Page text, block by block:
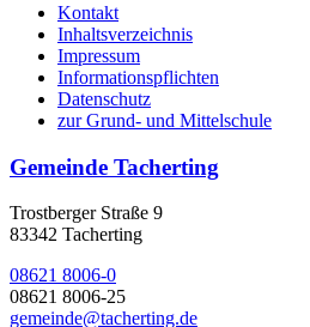
Kontakt
Inhaltsverzeichnis
Impressum
Informationspflichten
Datenschutz
zur Grund- und Mittelschule
Gemeinde Tacherting
Trostberger Straße 9
83342 Tacherting
08621 8006-0
08621 8006-25
gemeinde@tacherting.de